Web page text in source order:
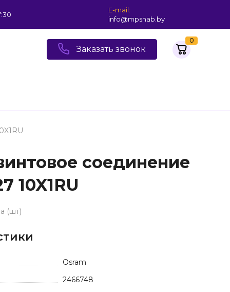
E-mail:
info@mpsnab.by
Заказать звонок
0
соединение
10X1RU
(шт)
Osram
2466748